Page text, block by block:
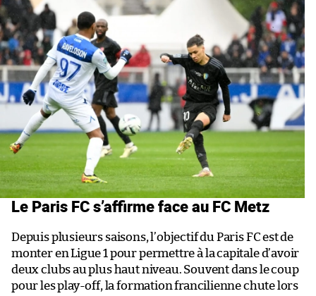
Le Paris FC s’affirme face au FC Metz
Depuis plusieurs saisons, l’objectif du Paris FC est de
monter en Ligue 1 pour permettre à la capitale d’avoir
deux clubs au plus haut niveau. Souvent dans le coup
pour les play-off, la formation francilienne chute lors